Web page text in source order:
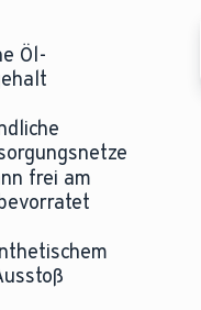
Öl-
frei am